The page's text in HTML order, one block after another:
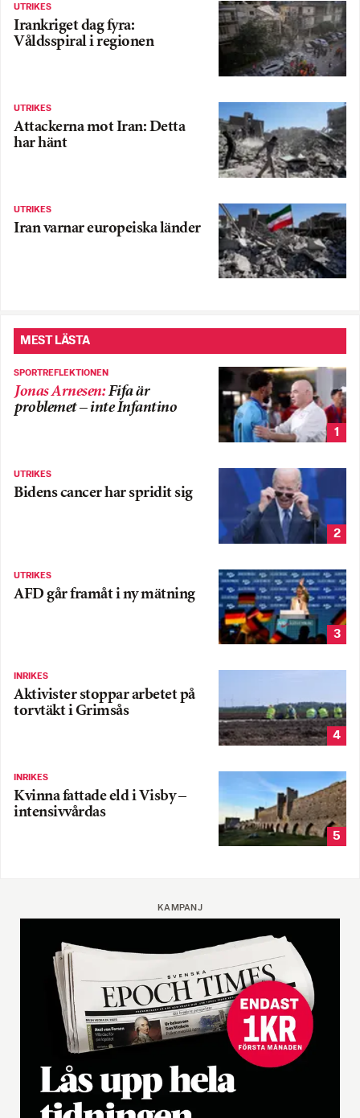
UTRIKES
Irankriget dag fyra:
Våldsspiral i regionen
UTRIKES
Attackerna mot Iran: Detta
har hänt
UTRIKES
Iran varnar europeiska länder
MEST LÄSTA
SPORTREFLEKTIONEN
Jonas Arnesen:Fifa är
problemet – inte Infantino
1
UTRIKES
Bidens cancer har spridit sig
2
UTRIKES
AFD går framåt i ny mätning
3
INRIKES
Aktivister stoppar arbetet på
torvtäkt i Grimsås
4
INRIKES
Kvinna fattade eld i Visby –
intensivvårdas
5
KAMPANJ